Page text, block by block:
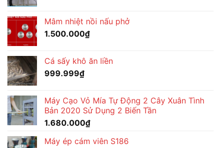
Mâm nhiệt nồi nấu phở
1.500.000₫
Cá sấy khô ăn liền
999.999₫
Máy Cạo Vỏ Mía Tự Động 2 Cây Xuân Tình
Bản 2020 Sử Dụng 2 Biến Tần
1.680.000₫
Máy ép cám viên S186